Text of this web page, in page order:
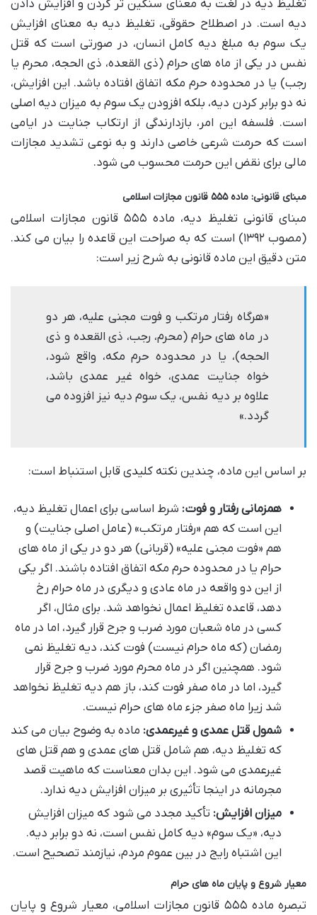
تغلیظ دیه در لغت به معنای سنگین تر کردن و افزایش دادن
دیه است. در اصطلاح حقوقی، تغلیظ دیه به معنای افزایش
یک سوم به مبلغ دیه کامل انسان، در صورتی است که قتل
نفس در یکی از ماه های حرام (ذی القعده، ذی الحجه، محرم یا
رجب) یا در محدوده حرم مکه اتفاق افتاده باشد. این افزایش،
نه دو برابر کردن دیه، بلکه افزودن یک سوم به میزان دیه اصلی
است. فلسفه این امر، بازدارندگی از ارتکاب جنایت در ایامی
است که حرمت شرعی خاصی دارند و به نوعی تشدید مجازات
مالی برای نقض این حرمت محسوب می شود.
مبنای قانونی: ماده ۵۵۵ قانون مجازات اسلامی
مبنای قانونی تغلیظ دیه، ماده ۵۵۵ قانون مجازات اسلامی
(مصوب ۱۳۹۲) است که به صراحت این قاعده را بیان می کند.
متن دقیق این ماده قانونی به شرح زیر است:
«هرگاه رفتار مرتکب و فوت مجنی علیه، هر دو
در ماه های حرام (محرم، رجب، ذی القعده و ذی
الحجه)، یا در محدوده حرم مکه، واقع شود،
خواه جنایت عمدی، خواه غیر عمدی باشد،
علاوه بر دیه نفس، یک سوم دیه نیز افزوده می
گردد.»
بر اساس این ماده، چندین نکته کلیدی قابل استنباط است:
همزمانی رفتار و فوت: شرط اساسی برای اعمال تغلیظ دیه،
این است که هم «رفتار مرتکب» (عامل اصلی جنایت) و
هم «فوت مجنی علیه» (قربانی) هر دو در یکی از ماه های
حرام یا در محدوده حرم مکه اتفاق افتاده باشند. اگر یکی
از این دو واقعه در ماه عادی و دیگری در ماه حرام رخ
دهد، قاعده تغلیظ اعمال نخواهد شد. برای مثال، اگر
کسی در ماه شعبان مورد ضرب و جرح قرار گیرد، اما در ماه
رمضان (که ماه حرام نیست) فوت کند، دیه تغلیظ نمی
شود. همچنین اگر در ماه محرم مورد ضرب و جرح قرار
گیرد، اما در ماه صفر فوت کند، باز هم دیه تغلیظ نخواهد
شد زیرا ماه صفر جزء ماه های حرام نیست.
شمول قتل عمدی و غیرعمدی: ماده به وضوح بیان می کند
که تغلیظ دیه، هم شامل قتل های عمدی و هم قتل های
غیرعمدی می شود. این بدان معناست که ماهیت قصد
مجرمانه در اینجا تأثیری بر میزان افزایش دیه ندارد.
میزان افزایش: تأکید مجدد می شود که میزان افزایش
دیه، «یک سوم» دیه کامل نفس است، نه دو برابر دیه.
این اشتباه رایج در بین عموم مردم، نیازمند تصحیح است.
معیار شروع و پایان ماه های حرام
تبصره ماده ۵۵۵ قانون مجازات اسلامی، معیار شروع و پایان